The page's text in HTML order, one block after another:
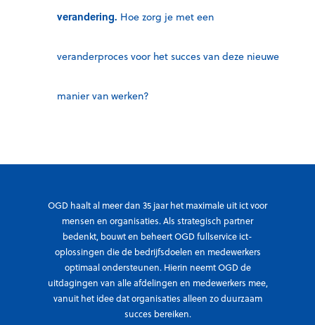
verandering. Hoe zorg je met een
veranderproces voor het succes van deze nieuwe
manier van werken?
OGD haalt al meer dan 35 jaar het maximale uit ict voor
mensen en organisaties. Als strategisch partner
bedenkt, bouwt en beheert OGD fullservice ict-
oplossingen die de bedrijfsdoelen en medewerkers
optimaal ondersteunen. Hierin neemt OGD de
uitdagingen van alle afdelingen en medewerkers mee,
vanuit het idee dat organisaties alleen zo duurzaam
succes bereiken.